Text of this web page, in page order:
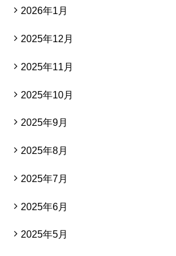
2026年1月
2025年12月
2025年11月
2025年10月
2025年9月
2025年8月
2025年7月
2025年6月
2025年5月